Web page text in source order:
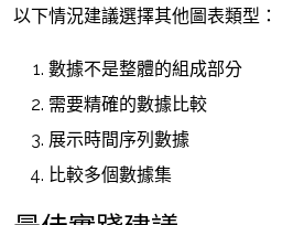
以下情況建議選擇其他圖表類型：
數據不是整體的組成部分
需要精確的數據比較
展示時間序列數據
比較多個數據集